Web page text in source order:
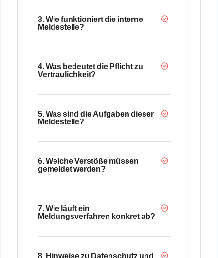
3. Wie funktioniert die interne
Meldestelle?
4. Was bedeutet die Pflicht zu
Vertraulichkeit?
5. Was sind die Aufgaben dieser
Meldestelle?
6. Welche Verstöße müssen
gemeldet werden?
7. Wie läuft ein
Meldungsverfahren konkret ab?
8. Hinweise zu Datenschutz und